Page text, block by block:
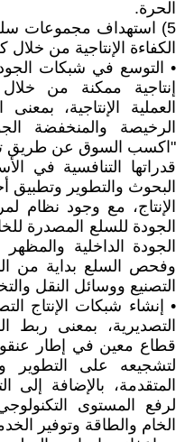
الحرة.
5) استهداف مجموعات
الكفاءة الإنتاجية من
• التوسع في شبكات
إنتاجية ممكنة من
العملية الإنتاجية،
الرخيصة والمنخفضة
"اكسب السوق عن طريق
قدراتها التنافسية في
البحوث والتطوير وتطبيق
الإنتاج، مع وجود نظام
الجودة للسلع المصدرة
الجودة الداخلية
وفحص السلع بداية من
التصنيع ووسائل النقل
• إنشاء شبكات الإنتاج
التصديرية، بمعنى ربط
قطاع معين في إطار
لتشجيعه على التطوير
المتقدمة، بالإضافة
لرفع المستوى
الخام والطاقة وتوفير